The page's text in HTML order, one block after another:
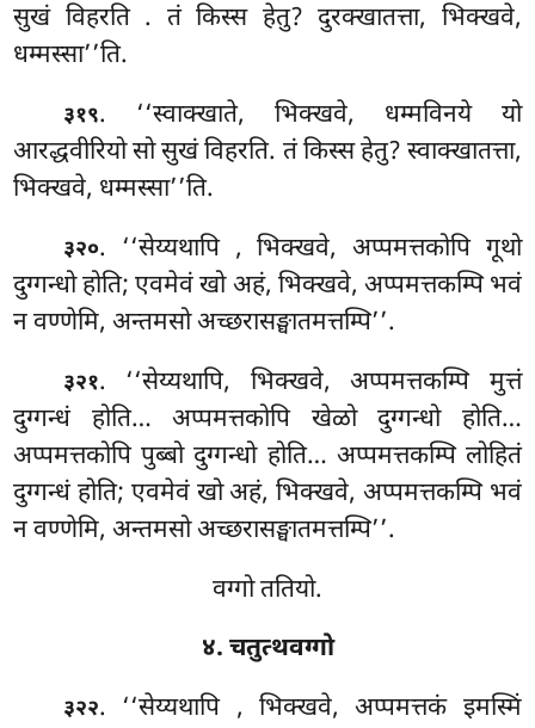
सुखं विहरति . तं किस्स हेतु? दुरक्खातत्ता, भिक्खवे,
धम्मस्सा’’ति.
३१९. ‘‘स्वाक्खाते, भिक्खवे, धम्मविनये यो
आरद्धवीरियो सो सुखं विहरति. तं किस्स हेतु? स्वाक्खातत्ता,
भिक्खवे, धम्मस्सा’’ति.
३२०. ‘‘सेय्यथापि , भिक्खवे, अप्पमत्तकोपि गूथो
दुग्गन्धो होति; एवमेवं खो अहं, भिक्खवे, अप्पमत्तकम्पि भवं
न वण्णेमि, अन्तमसो अच्छरासङ्घातमत्तम्पि’’.
३२१. ‘‘सेय्यथापि, भिक्खवे, अप्पमत्तकम्पि मुत्तं
दुग्गन्धं होति… अप्पमत्तकोपि खेळो दुग्गन्धो होति…
अप्पमत्तकोपि पुब्बो दुग्गन्धो होति… अप्पमत्तकम्पि लोहितं
दुग्गन्धं होति; एवमेवं खो अहं, भिक्खवे, अप्पमत्तकम्पि भवं
न वण्णेमि, अन्तमसो अच्छरासङ्घातमत्तम्पि’’.
वग्गो ततियो.
४. चतुत्थवग्गो
३२२. ‘‘सेय्यथापि , भिक्खवे, अप्पमत्तकं इमस्मिं